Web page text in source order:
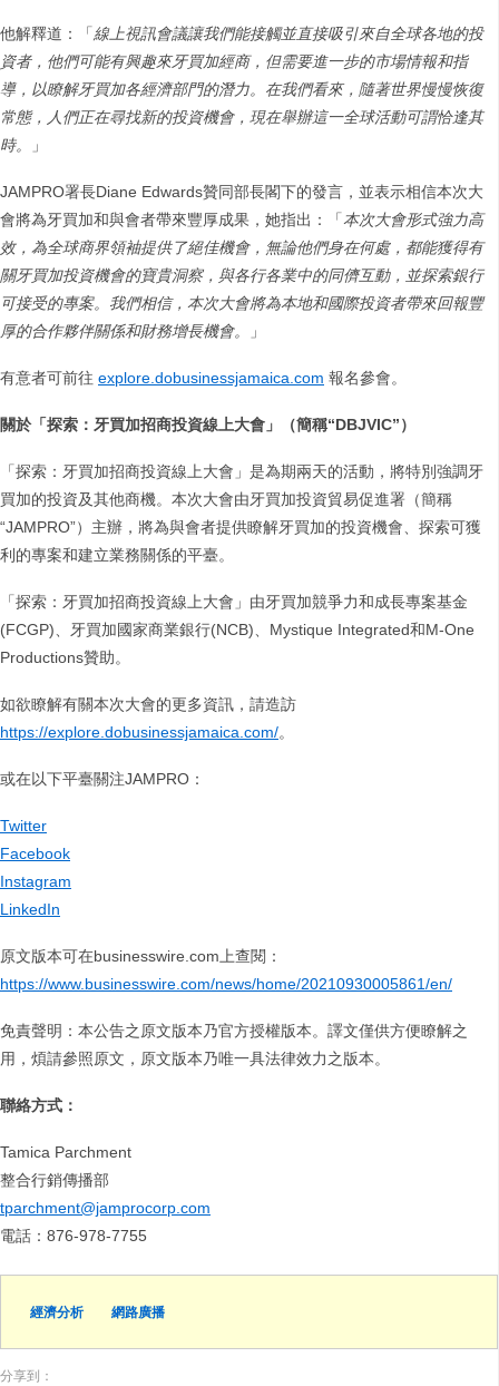
他解釋道：「 線上視訊會議讓我們能接觸並直接吸引來自全球各地的投
資者，他們可能有興趣來牙買加經商，但需要進一步的市場情報和指
導，以瞭解牙買加各經濟部門的潛力。在我們看來，隨著世界慢慢恢復
常態，人們正在尋找新的投資機會，現在舉辦這一全球活動可謂恰逢其
時。
」
JAMPRO署長Diane Edwards贊同部長閣下的發言，並表示相信本次大
會將為牙買加和與會者帶來豐厚成果，她指出：「 本次大會形式強力高
效，為全球商界領袖提供了絕佳機會，無論他們身在何處，都能獲得有
關牙買加投資機會的寶貴洞察，與各行各業中的同儕互動，並探索銀行
可接受的專案。我們相信，本次大會將為本地和國際投資者帶來回報豐
厚的合作夥伴關係和財務增長機會。
」
有意者可前往 explore.dobusinessjamaica.com 報名參會。
關於「探索：牙買加招商投資線上大會」（簡稱“DBJVIC”）
「探索：牙買加招商投資線上大會」是為期兩天的活動，將特別強調牙
買加的投資及其他商機。本次大會由牙買加投資貿易促進署（簡稱
“JAMPRO”）主辦，將為與會者提供瞭解牙買加的投資機會、探索可獲
利的專案和建立業務關係的平臺。
「探索：牙買加招商投資線上大會」由牙買加競爭力和成長專案基金
(FCGP)、牙買加國家商業銀行(NCB)、Mystique Integrated和M-One
Productions贊助。
如欲瞭解有關本次大會的更多資訊，請造訪
https://explore.dobusinessjamaica.com/。
或在以下平臺關注JAMPRO：
Twitter
Facebook
Instagram
LinkedIn
原文版本可在businesswire.com上查閱：
https://www.businesswire.com/news/home/20210930005861/en/
免責聲明：本公告之原文版本乃官方授權版本。譯文僅供方便瞭解之
用，煩請參照原文，原文版本乃唯一具法律效力之版本。
聯絡方式：
Tamica Parchment
整合行銷傳播部
tparchment@jamprocorp.com
電話：876-978-7755
經濟分析 網路廣播
分享到：